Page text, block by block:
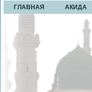
ГЛАВНАЯ АКИДА